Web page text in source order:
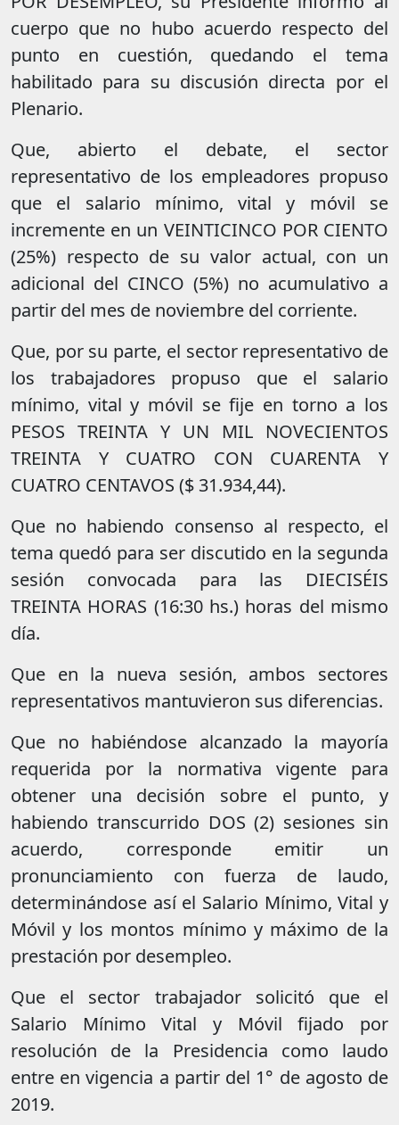
cuerpo que no hubo acuerdo respecto del
punto en cuestión, quedando el tema
habilitado para su discusión directa por el
Plenario.
Que, abierto el debate, el sector
representativo de los empleadores propuso
que el salario mínimo, vital y móvil se
incremente en un VEINTICINCO POR CIENTO
(25%) respecto de su valor actual, con un
adicional del CINCO (5%) no acumulativo a
partir del mes de noviembre del corriente.
Que, por su parte, el sector representativo de
los trabajadores propuso que el salario
mínimo, vital y móvil se fije en torno a los
PESOS TREINTA Y UN MIL NOVECIENTOS
TREINTA Y CUATRO CON CUARENTA Y
CUATRO CENTAVOS ($ 31.934,44).
Que no habiendo consenso al respecto, el
tema quedó para ser discutido en la segunda
sesión convocada para las DIECISÉIS
TREINTA HORAS (16:30 hs.) horas del mismo
día.
Que en la nueva sesión, ambos sectores
representativos mantuvieron sus diferencias.
Que no habiéndose alcanzado la mayoría
requerida por la normativa vigente para
obtener una decisión sobre el punto, y
habiendo transcurrido DOS (2) sesiones sin
acuerdo, corresponde emitir un
pronunciamiento con fuerza de laudo,
determinándose así el Salario Mínimo, Vital y
Móvil y los montos mínimo y máximo de la
prestación por desempleo.
Que el sector trabajador solicitó que el
Salario Mínimo Vital y Móvil fijado por
resolución de la Presidencia como laudo
entre en vigencia a partir del 1° de agosto de
2019.